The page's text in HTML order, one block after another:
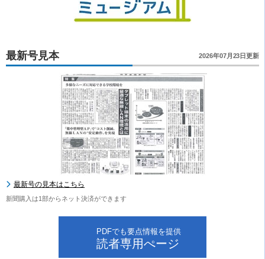
最新号見本 2026年07月23日更新
最新号の見本はこちら
新聞購入は1部からネット決済ができます
PDFでも要点情報を提供
読者専用ぺージ